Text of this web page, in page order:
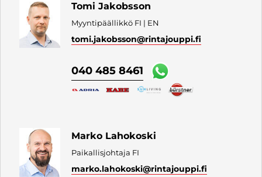
Tomi Jakobsson
Myyntipäällikkö FI | EN
tomi.jakobsson@rintajouppi.fi
040 485 8461
Marko Lahokoski
Paikallisjohtaja FI
marko.lahokoski@rintajouppi.fi